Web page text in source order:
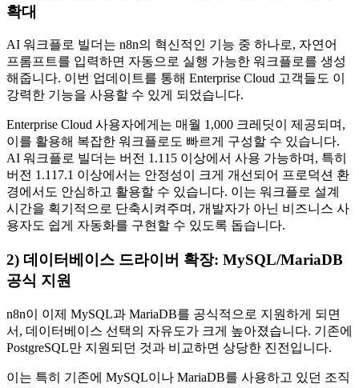
확대
AI 워크플로 빌더는 n8n의 혁신적인 기능 중 하나로, 자연어
프롬프트를 입력하면 자동으로 실행 가능한 워크플로를 생성
해줍니다. 이번 업데이트를 통해 Enterprise Cloud 고객들도 이
강력한 기능을 사용할 수 있게 되었습니다.
Enterprise Cloud 사용자에게는 매월 1,000 크레딧이 제공되며,
이를 활용해 복잡한 워크플로도 빠르게 구성할 수 있습니다.
AI 워크플로 빌더는 버전 1.115 이상에서 사용 가능하며, 특히
버전 1.117.1 이상에서는 안정성이 크게 개선되어 프로덕션 환
경에서도 안심하고 활용할 수 있습니다. 이는 워크플로 설계
시간을 획기적으로 단축시켜주며, 개발자가 아닌 비즈니스 사
용자도 쉽게 자동화를 구현할 수 있도록 돕습니다.
2) 데이터베이스 드라이버 확장: MySQL/MariaDB
공식 지원
n8n이 이제 MySQL과 MariaDB를 공식적으로 지원하게 되면
서, 데이터베이스 선택의 자유도가 크게 높아졌습니다. 기존에
PostgreSQL만 지원되던 것과 비교하면 상당한 진전입니다.
이는 특히 기존에 MySQL이나 MariaDB를 사용하고 있던 조직